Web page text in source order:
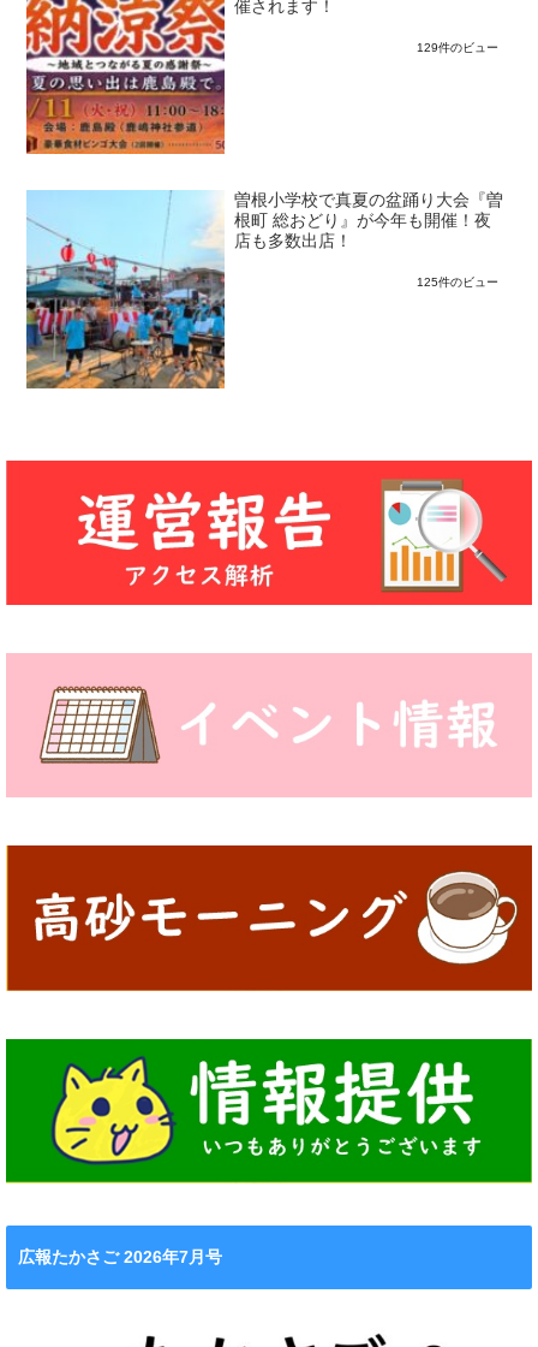
催されます！
129件のビュー
曽根小学校で真夏の盆踊り大会『曽
根町 総おどり』が今年も開催！夜
店も多数出店！
125件のビュー
広報たかさご 2026年7月号